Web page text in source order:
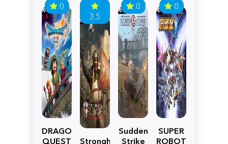
0
DRAGON
QUEST
3.5
Stronghold
0
Sudden
Strike
0
SUPER
ROBOT